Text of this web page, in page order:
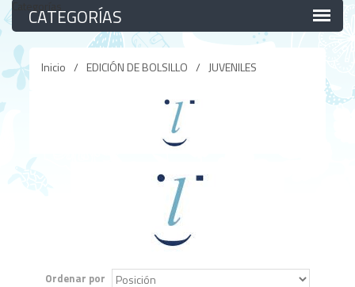
Categorías
Inicio / EDICIÓN DE BOLSILLO / JUVENILES
Ordenar por